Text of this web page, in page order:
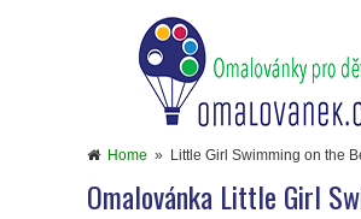
Home » Little Girl Swimming on the
Omalovánka Little Girl